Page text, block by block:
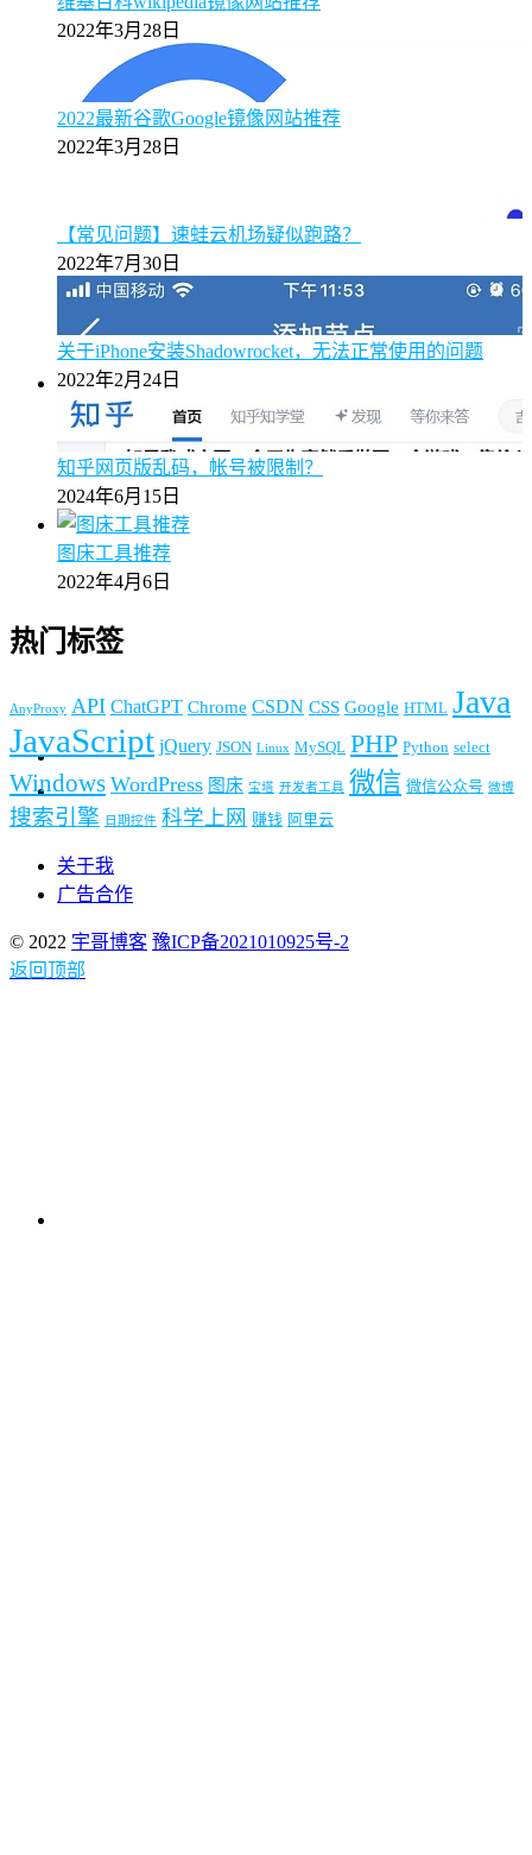
2022年3月28日
2022最新谷歌Google镜像网站推荐
2022年3月28日
【常见问题】速蛙云机场疑似跑路？
2022年7月30日
关于iPhone安装Shadowrocket，无法正常使用的问题
2022年2月24日
知乎网页版乱码，帐号被限制？
2024年6月15日
图床工具推荐
2022年4月6日
热门标签
AnyProxy API ChatGPT Chrome CSDN CSS Google HTML Java
JavaScript jQuery JSON Linux MySQL PHP Python select
Windows WordPress 图床 宝塔 开发者工具 微信 微信公众号 微博
搜索引擎 日期控件 科学上网 赚钱 阿里云
关于我
广告合作
© 2022 宇哥博客 豫ICP备2021010925号-2
返回顶部